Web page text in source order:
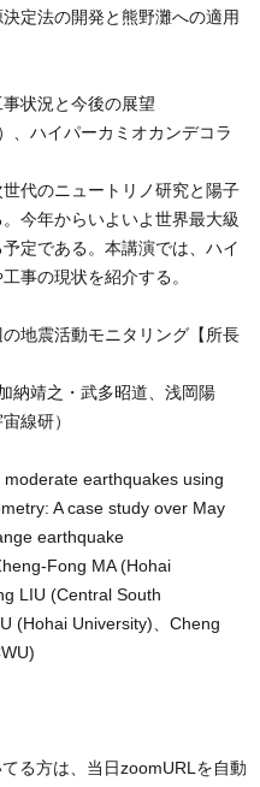
定法の開発と熊野灘への適用
状況と今後の展望
、ハイパーカミオカンデコラ
代のニュートリノ研究と陽子
今年からいよいよ世界最大級
定である。本講演では、ハイ
事の現状を紹介する。
地震活動モニタリング【所長
納靖之・武多昭道、浅岡陽
線研）
earthquakes using
A case study over May
earthquake
Fong MA (Hohai
LIU (Central South
(Hohai University)、Cheng
る方は、当日zoomURLを自動